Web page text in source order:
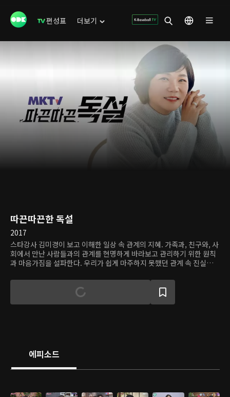
편성표 더보기
따끈따끈한 독설
2017
스타강사 김미경이 보고 이해한 일상 속 관계의 지혜. 가족과, 친구와, 사
회에서 만난 사람들과의 관계를 현명하게 바라보고 관리하기 위한 원칙
과 마음가짐을 설파한다. 우리가 쉽게 마주하지 못했던 관계 속 진실을
공한다.
에피소드